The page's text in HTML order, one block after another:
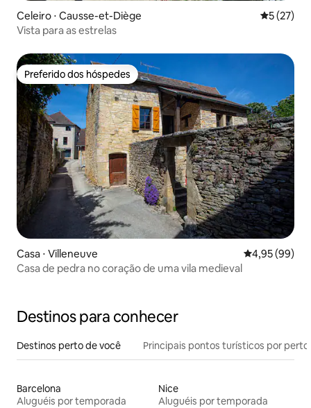
Celeiro ⋅ Causse-et-Diège 5 de uma
5 (27)
Vista para as estrelas
Preferido dos hóspedes
Preferido dos hóspedes
Casa ⋅ Villeneuve 4,95 de uma
4,95 (99)
Casa de pedra no coração de uma vila medieval
Destinos para conhecer
Destinos perto de você Principais pontos turísticos por perto
Barcelona
Aluguéis por temporada
Nice
Aluguéis por temporada